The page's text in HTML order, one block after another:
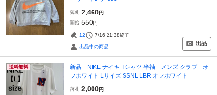
落札 2,460円
開始 550円
12 7/16 21:38終了
出品中の商品 出品
送料無料
新品 NIKE ナイキ Tシャツ 半袖 メンズ クラブ オ
フホワイト Lサイズ SSNL LBR オフホワイト
落札 2,000円